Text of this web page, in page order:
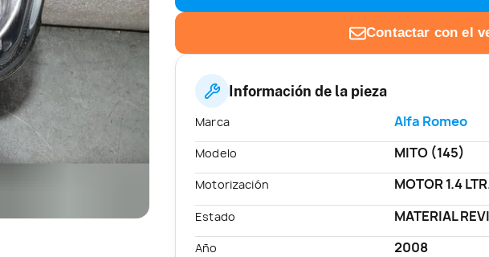
Contactar con el
Información de la pieza
Marca Alfa Romeo
Modelo MITO (145)
Motorización MOTOR 1.4
Estado MATERIAL
Año 2008